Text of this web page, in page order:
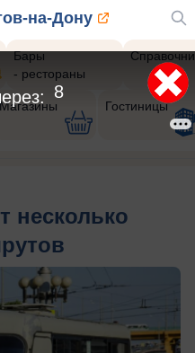
на-Дону
Бары
- рестораны
Магазины Гостиницы
несколько
5